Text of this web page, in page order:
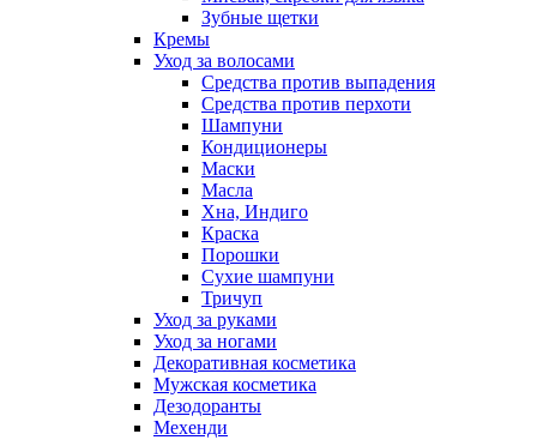
Зубные щетки
Кремы
Уход за волосами
Средства против выпадения
Средства против перхоти
Шампуни
Кондиционеры
Маски
Масла
Хна, Индиго
Краска
Порошки
Сухие шампуни
Тричуп
Уход за руками
Уход за ногами
Декоративная косметика
Мужская косметика
Дезодоранты
Мехенди